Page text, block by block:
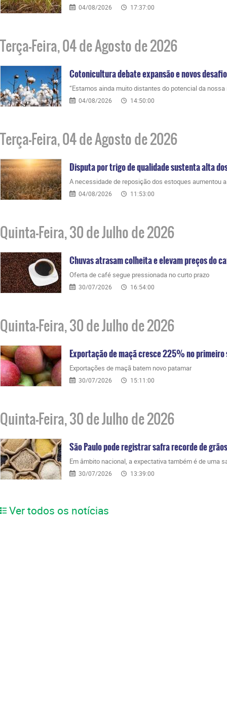
04/08/2026 17:37:00
Terça-Feira, 04 de Agosto de 2026
Cotonicultura debate expansão e novos
“Estamos ainda muito distantes do potencial da nossa
04/08/2026 14:50:00
Terça-Feira, 04 de Agosto de 2026
Disputa por trigo de qualidade sustenta alta
A necessidade de reposição dos estoques aumentou
04/08/2026 11:53:00
Quinta-Feira, 30 de Julho de 2026
Chuvas atrasam colheita e elevam preços do
Oferta de café segue pressionada no curto prazo
30/07/2026 16:54:00
Quinta-Feira, 30 de Julho de 2026
Exportação de maçã cresce 225% no
Exportações de maçã batem novo patamar
30/07/2026 15:11:00
Quinta-Feira, 30 de Julho de 2026
São Paulo pode registrar safra recorde de grãos
Em âmbito nacional, a expectativa também é de uma
30/07/2026 13:39:00
Ver todos os notícias